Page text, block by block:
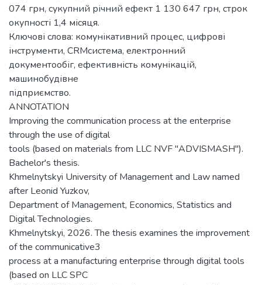
074 грн, сукупний річний ефект 1 130 647 грн, строк
окупності 1,4 місяця.
Ключові слова: комунікативний процес, цифрові
інструменти, CRMсистема, електронний
документообіг, ефективність комунікацій,
машинобудівне
підприємство.
ANNOTATION
Improving the communication process at the enterprise
through the use of digital
tools (based on materials from LLC NVF "ADVISMASH").
Bachelor's thesis.
Khmelnytskyi University of Management and Law named
after Leonid Yuzkov,
Department of Management, Economics, Statistics and
Digital Technologies.
Khmelnytskyi, 2026. The thesis examines the improvement
of the communicative3
process at a manufacturing enterprise through digital tools
(based on LLC SPC